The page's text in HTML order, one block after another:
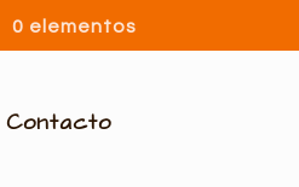
0 elementos
Contacto